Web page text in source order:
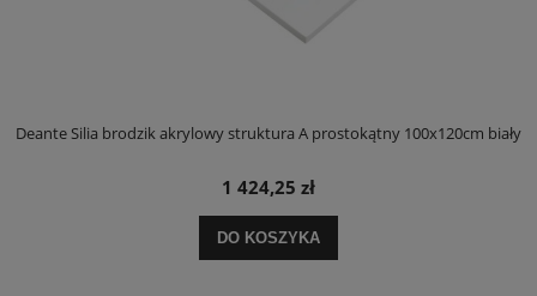
Deante Silia brodzik akrylowy struktura A prostokątny 100x120cm biały
1 424,25 zł
DO KOSZYKA